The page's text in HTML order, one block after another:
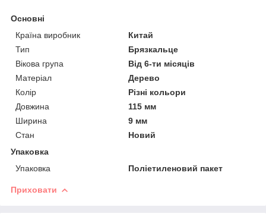
Основні
Країна виробник
Китай
Тип
Брязкальце
Вікова група
Від 6-ти місяців
Матеріал
Дерево
Колір
Різні кольори
Довжина
115 мм
Ширина
9 мм
Стан
Новий
Упаковка
Упаковка
Поліетиленовий пакет
Приховати